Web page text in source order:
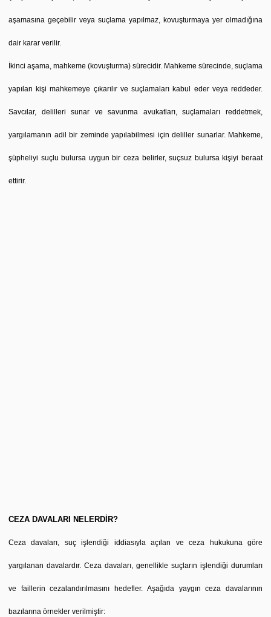
aşamasına geçebilir veya suçlama yapılmaz, kovuşturmaya yer olmadığına
dair karar verilir.
İkinci aşama, mahkeme (kovuşturma) sürecidir. Mahkeme sürecinde, suçlama
yapılan kişi mahkemeye çıkarılır ve suçlamaları kabul eder veya reddeder.
Savcılar, delilleri sunar ve savunma avukatları, suçlamaları reddetmek,
yargılamanın adil bir zeminde yapılabilmesi için deliller sunarlar. Mahkeme,
şüpheliyi suçlu bulursa uygun bir ceza belirler, suçsuz bulursa kişiyi beraat
ettirir.
CEZA DAVALARI NELERDİR?
Ceza davaları, suç işlendiği iddiasıyla açılan ve ceza hukukuna göre
yargılanan davalardır. Ceza davaları, genellikle suçların işlendiği durumları
ve faillerin cezalandırılmasını hedefler. Aşağıda yaygın ceza davalarının
bazılarına örnekler verilmiştir: